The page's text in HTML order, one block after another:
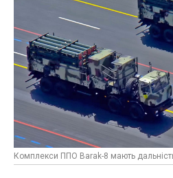
Комплекси ППО Barak-8 мають